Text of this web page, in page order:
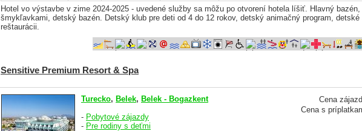
Hotel vo výstavbe v zime 2024-2025 - uvedené služby sa môžu po otvorení hotela líšiť. Hlavný
šmykľavkami, detský bazén. Detský klub pre deti od 4 do 12 rokov, detský animačný program,
reštaurácii.
Sensitive Premium Resort & Spa
Cena
Cena s
Turecko, Belek, Belek - Bogazkent
- Pobytové zájazdy
- Pre rodiny s deťmi